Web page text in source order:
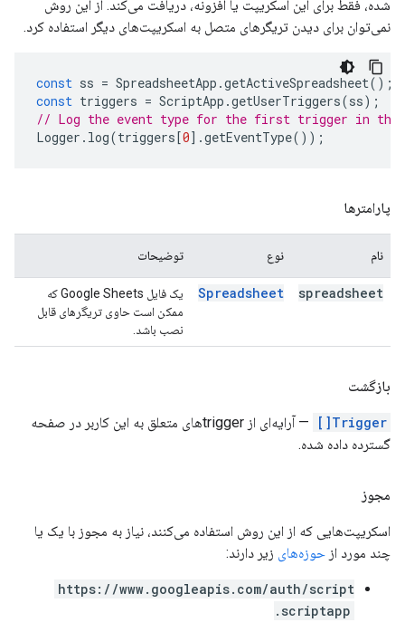
شده، فقط برای این اسکریپت یا افزونه، دریافت می‌کند. از این روش
نمی‌توان برای دیدن تریگرهای متصل به اسکریپت‌های دیگر استفاده کرد.
const ss = SpreadsheetApp .getActiveSpreadsheet();
const triggers = ScriptApp .getUserTriggers(ss);
// Log the event type for the first trigger in the
Logger . log(triggers[0].getEventType());
پارامترها
نام نوع توضیحات
spreadsheet
Spreadsheet
یک فایل Google Sheets که
ممکن است حاوی تریگرهای قابل
نصب باشد.
بازگشت
Trigger[]
— آرایه‌ای از triggerهای متعلق به این کاربر در صفحه
گسترده داده شده.
مجوز
اسکریپت‌هایی که از این روش استفاده می‌کنند، نیاز به مجوز با یک یا
چند مورد از حوزه‌های زیر دارند:
https://www.googleapis.com/auth/script
.scriptapp